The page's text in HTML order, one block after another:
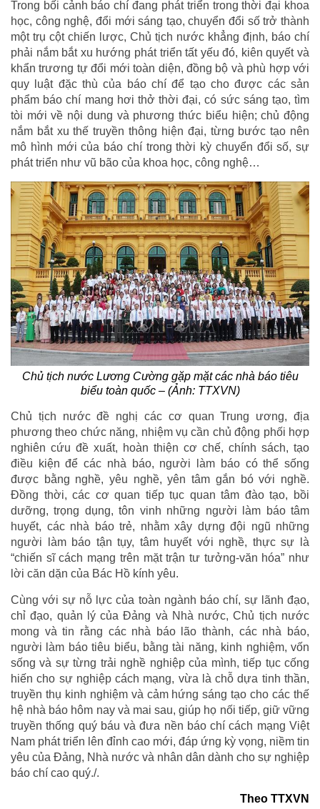
Trong bối cảnh báo chí đang phát triển trong thời đại khoa
học, công nghệ, đổi mới sáng tạo, chuyển đổi số trở thành
một trụ cột chiến lược, Chủ tịch nước khẳng định, báo chí
phải nắm bắt xu hướng phát triển tất yếu đó, kiên quyết và
khẩn trương tự đổi mới toàn diện, đồng bộ và phù hợp với
quy luật đặc thù của báo chí để tạo cho được các sản
phẩm báo chí mang hơi thở thời đại, có sức sáng tạo, tìm
tòi mới về nội dung và phương thức biểu hiện; chủ động
nắm bắt xu thế truyền thông hiện đại, từng bước tạo nên
mô hình mới của báo chí trong thời kỳ chuyển đổi số, sự
phát triển như vũ bão của khoa học, công nghệ…
Chủ tịch nước Lương Cường gặp mặt các nhà báo tiêu
biểu toàn quốc – (Ảnh: TTXVN)
Chủ tịch nước đề nghị các cơ quan Trung ương, địa
phương theo chức năng, nhiệm vụ cần chủ động phối hợp
nghiên cứu đề xuất, hoàn thiện cơ chế, chính sách, tạo
điều kiện để các nhà báo, người làm báo có thể sống
được bằng nghề, yêu nghề, yên tâm gắn bó với nghề.
Đồng thời, các cơ quan tiếp tục quan tâm đào tạo, bồi
dưỡng, trọng dụng, tôn vinh những người làm báo tâm
huyết, các nhà báo trẻ, nhằm xây dựng đội ngũ những
người làm báo tận tụy, tâm huyết với nghề, thực sự là
“chiến sĩ cách mạng trên mặt trận tư tưởng-văn hóa” như
lời căn dặn của Bác Hồ kính yêu.
Cùng với sự nỗ lực của toàn ngành báo chí, sự lãnh đạo,
chỉ đạo, quản lý của Đảng và Nhà nước, Chủ tịch nước
mong và tin rằng các nhà báo lão thành, các nhà báo,
người làm báo tiêu biểu, bằng tài năng, kinh nghiệm, vốn
sống và sự từng trải nghề nghiệp của mình, tiếp tục cống
hiến cho sự nghiệp cách mạng, vừa là chỗ dựa tinh thần,
truyền thụ kinh nghiệm và cảm hứng sáng tạo cho các thế
hệ nhà báo hôm nay và mai sau, giúp họ nối tiếp, giữ vững
truyền thống quý báu và đưa nền báo chí cách mạng Việt
Nam phát triển lên đỉnh cao mới, đáp ứng kỳ vọng, niềm tin
yêu của Đảng, Nhà nước và nhân dân dành cho sự nghiệp
báo chí cao quý./.
Theo TTXVN